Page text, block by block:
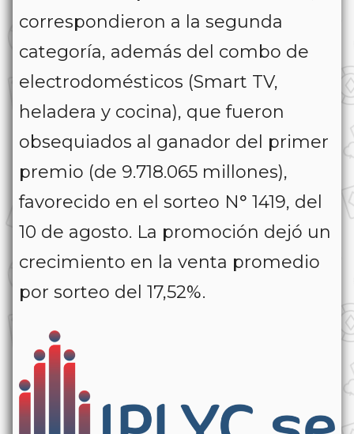
correspondieron a la segunda
categoría, además del combo de
electrodomésticos (Smart TV,
heladera y cocina), que fueron
obsequiados al ganador del primer
premio (de 9.718.065 millones),
favorecido en el sorteo N° 1419, del
10 de agosto. La promoción dejó un
crecimiento en la venta promedio
por sorteo del 17,52%.